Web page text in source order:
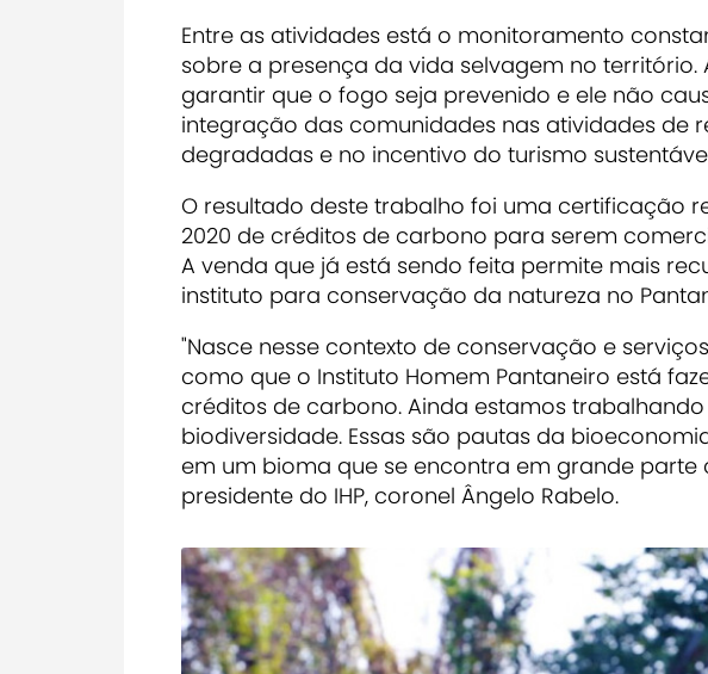
Entre as atividades está o monitoramento
sobre a presença da vida selvagem no território.
garantir que o fogo seja prevenido e ele não
integração das comunidades nas atividades de
degradadas e no incentivo do turismo
O resultado deste trabalho foi uma certificação
2020 de créditos de carbono para serem
A venda que já está sendo feita permite mais
instituto para conservação da natureza no
"Nasce nesse contexto de conservação e
como que o Instituto Homem Pantaneiro está
créditos de carbono. Ainda estamos
biodiversidade. Essas são pautas da
em um bioma que se encontra em grande parte
presidente do IHP, coronel Ângelo Rabelo.